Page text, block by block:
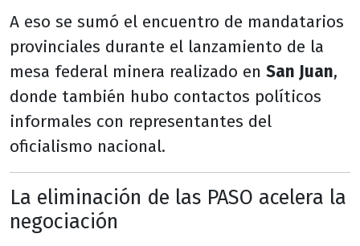
A eso se sumó el encuentro de mandatarios
provinciales durante el lanzamiento de la
mesa federal minera realizado en San Juan,
donde también hubo contactos políticos
informales con representantes del
oficialismo nacional.
La eliminación de las PASO acelera la
negociación